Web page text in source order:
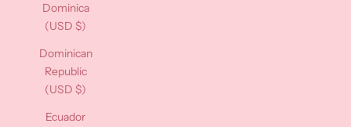
Dominica
(USD $)
Dominican
Republic
(USD $)
Ecuador